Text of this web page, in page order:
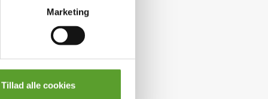
Marketing
Tillad alle cookies